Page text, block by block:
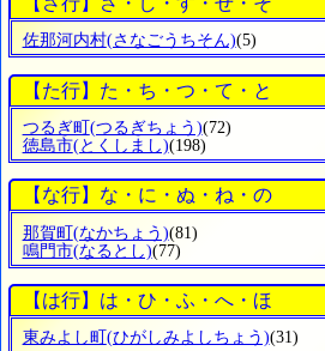
佐那河内村(さなごうちそん)(5)
【た行】た・ち・つ・て・と
つるぎ町 (つるぎちょう)(72)
徳島市(とくしまし)(198)
【な行】な・に・ぬ・ね・の
那賀町(なかちょう)(81)
鳴門市(なるとし)(77)
【は行】は・ひ・ふ・へ・ほ
東みよし町 (ひがしみよしちょう)(31)